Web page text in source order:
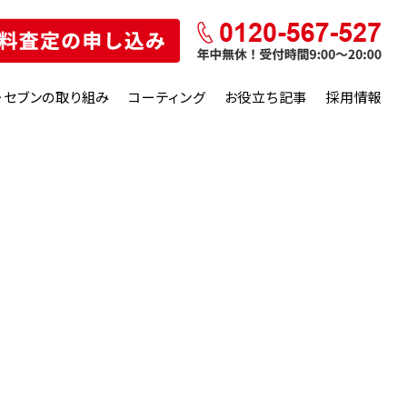
セブンの取り組み コーティング お役立ち記事 採用情報